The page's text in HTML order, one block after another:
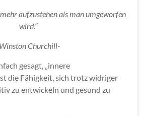
aufzustehen als man umgeworfen
wird.“
Churchill-
gesagt, „innere
die Fähigkeit, sich trotz widriger
zu entwickeln und gesund zu